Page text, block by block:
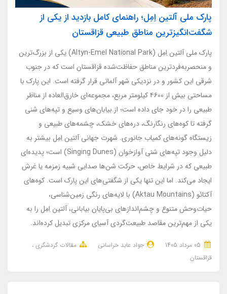
پارک ملی آلتین اِمِل؛ راهنمای کامل بازدید از یکی از
شگفت‌انگیزترین مناطق طبیعی قزاقستان
پارک ملی آلتین اِمِل (Altyn-Emel National Park) یکی از بزرگ‌ترین
و منحصربه‌فردترین مناطق حفاظت‌شده قزاقستان است که در جنوب
شرقی این کشور و در نزدیکی شهر آلماتی قرار گرفته است. این پارک با
مساحتی بیش از ۴۶۰۰ کیلومتر مربع، مجموعه‌ای خارق‌العاده از مناظر
طبیعی را در خود جای داده است؛ از بیابان‌های وسیع و تپه‌های شنی
گرفته تا کوه‌های رنگارنگ، دره‌های خشک، چشمه‌های طبیعی و
زیستگاه گونه‌های کمیاب جانوری. شهرت جهانی آلتین اِمِل بیشتر به
دلیل وجود تپه‌های شنی آوازخوان (Singing Dunes) است؛ پدیده‌ای
طبیعی که در شرایط خاص، حرکت شن‌ها صدایی شبیه زمزمه یا غرش
ایجاد می‌کند. اما این تنها یکی از شگفتی‌های این پارک است. کوه‌های
آکتائو (Aktau Mountains) با لایه‌های رنگی زمین‌شناسی،
حیات‌وحش متنوع و چشم‌اندازهای بی‌پایان بیابانی، آلتین اِمِل را به
یکی از مهم‌ترین مقاصد طبیعت‌گردی آسیای مرکزی تبدیل کرده‌اند.
جواد عابد خراسانی
مقالات گردشگری
قزاقستان